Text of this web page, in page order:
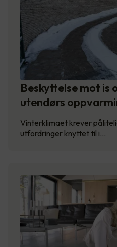
Beskyttelse mot is
utendørs
Vinterklimaet krever
utfordringer knyttet til i…